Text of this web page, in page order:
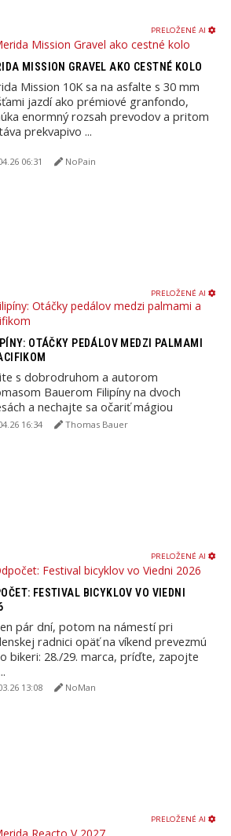
PRELOŽENÉ AI
MISSION GRAVEL AKO CESTNÉ KOLO
Mission 10K sa na asfalte s 30 mm
jazdí ako prémiové granfondo,
enormný rozsah prevodov a pritom
prekvapivo ...
06:31 NoPain
PRELOŽENÉ AI
OTÁČKY PEDÁLOV MEDZI PALMAMI
s dobrodruhom a autorom
Bauerom Filipíny na dvoch
a nechajte sa očariť mágiou
a »Encantos«!
16:34 Thomas Bauer
PRELOŽENÉ AI
FESTIVAL BICYKLOV VO VIEDNI
pár dní, potom na námestí pri
radnici opäť na víkend prevezmú
bikeri: 28./29. marca, príďte, zapojte
13:08 NoMan
PRELOŽENÉ AI